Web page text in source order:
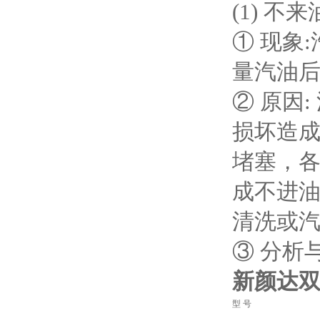
(1) 不来
① 现象:
量汽油
② 原因:
损坏造
堵塞，
成不进
清洗或
③ 分析
新颜达
型 号